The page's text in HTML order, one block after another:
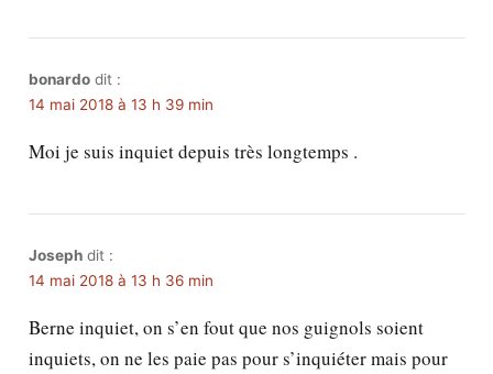
bonardo dit :
14 mai 2018 à 13 h 39 min
Moi je suis inquiet depuis très longtemps .
Joseph dit :
14 mai 2018 à 13 h 36 min
Berne inquiet, on s’en fout que nos guignols soient
inquiets, on ne les paie pas pour s’inquiéter mais pour